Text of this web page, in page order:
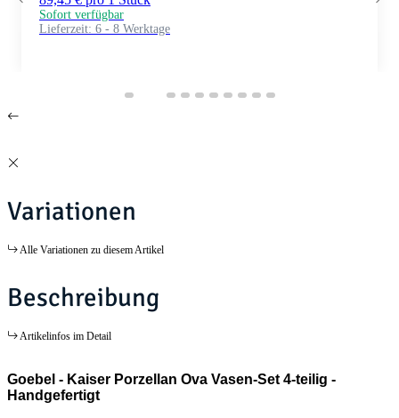
Sofort verfügbar
Lieferzeit: 6 - 8 Werktage
Variationen
Alle Variationen zu diesem Artikel
Beschreibung
Artikelinfos im Detail
Goebel - Kaiser Porzellan Ova Vasen-Set 4-teilig -
Handgefertigt